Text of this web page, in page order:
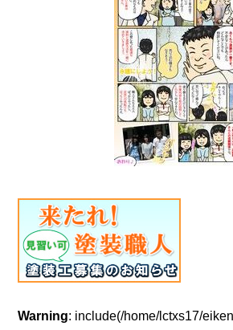
Warning: include(/home/lctxs17/